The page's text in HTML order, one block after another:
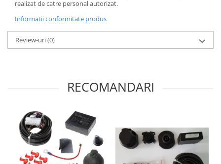
Carlige Volkswagen
Carlige Volvo
Carlige Xpeng
Covorase auto Audi
Covorase auto Bmw
Covorase auto Chevrolet
Covorase auto Citroen
realizat de catre personal autorizat.
Informatii conformitate produs
Review-uri(0)
RECOMANDARI